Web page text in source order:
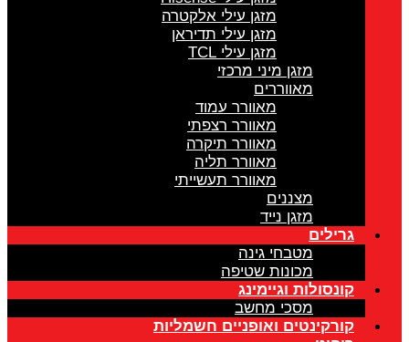
מזגן עילי אלקטרה
מזגן עילי תדיראן
מזגן עילי TCL
מזגן מיני מרכזי
מאווררים
מאוורר עמוד
מאוורר רצפתי
מאוורר תיקרה
מאוורר תליה
מאוורר תעשייתי
מצננים
מזגן נייד
גרילים
מטבחי גינה
מכונות שטיפה
קונסולות וגיימינג
מסכי מחשב
קורקינטים ואופניים חשמליות